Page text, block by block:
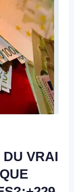
VRAI